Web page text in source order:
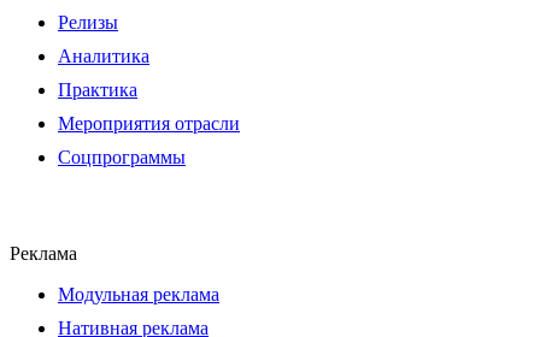
Релизы
Аналитика
Практика
Мероприятия отрасли
Соцпрограммы
Реклама
Модульная реклама
Нативная реклама